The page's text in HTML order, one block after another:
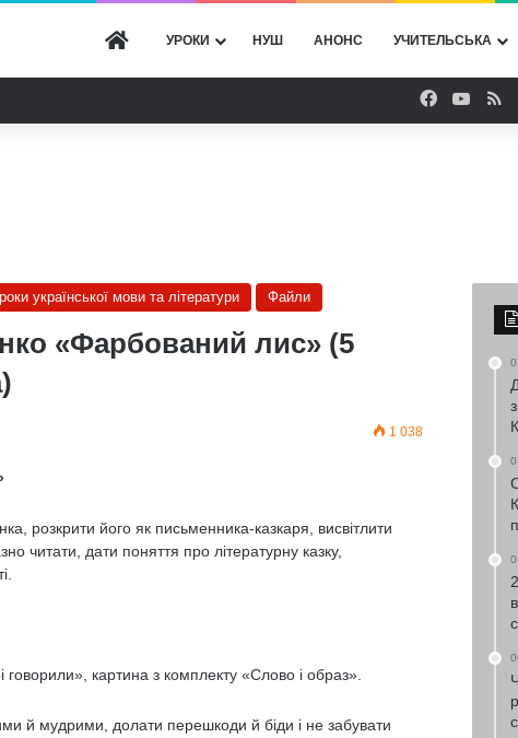
ГОЛОВНА
УРОКИ НУШ АНОНС УЧИТЕЛЬСЬКА
Facebook
української мови та літератури Файли
«Фарбований лис» (5
1 038
розкрити його як письменника-казкаря, висвітлити
читати, дати поняття про літературну казку,
говорили», картина з комплекту «Слово і образ».
й мудрими, долати перешкоди й біди і не забувати